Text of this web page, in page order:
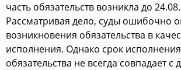
часть обязательств возникла до
Рассматривая дело, суды ошибочно
возникновения обязательства в
исполнения. Однако срок
обязательства не всегда совпадает с